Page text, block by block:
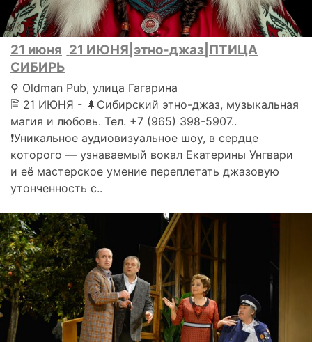
21 июня 21 ИЮНЯ|этно-джаз|ПТИЦА
СИБИРЬ
⚲ Oldman Pub, улица Гагарина
🗎 21 ИЮНЯ - 🌲Сибирский этно-джаз, музыкальная
магия и любовь. Тел. +7 (965) 398-5907..
❗️Уникальное аудиовизуальное шоу, в сердце
которого — узнаваемый вокал Екатерины Унгвари
и её мастерское умение переплетать джазовую
утонченность с..